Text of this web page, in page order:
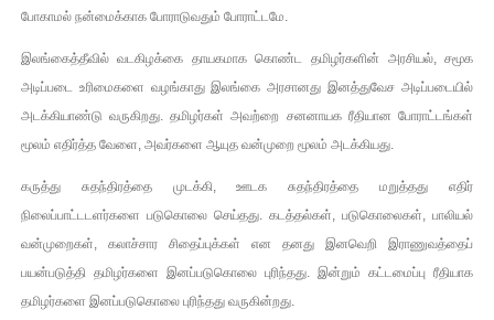
போகாமல் நன்மைக்காக போராடுவதும் போராட்டமே.
இலங்கைத்தீவில் வடகிழக்கை தாயகமாக கொண்ட தமிழர்களின் அரசியல், சமூக
அடிப்படை உரிமைகளை வழங்காது இலங்கை அரசானது இனத்துவேச அடிப்படையில்
அடக்கியாண்டு வருகிறது. தமிழர்கள் அவற்றை சனனாயக ரீதியான போராட்டங்கள்
மூலம் எதிர்த்த வேளை, அவர்களை ஆயுத வன்முறை மூலம் அடக்கியது.
கருத்து சுதந்திரத்தை முடக்கி, ஊடக சுதந்திரத்தை மறுத்தது எதிர்
நிலைப்பாட்டடளர்களை படுகொலை செய்தது. கடத்தல்கள், படுகொலைகள், பாலியல்
வன்முறைகள், கலாச்சார சிதைப்புக்கள் என தனது இனவெறி இராணுவத்தைப்
பயன்படுத்தி தமிழர்களை இனப்படுகொலை புரிந்தது. இன்றும் கட்டமைப்பு ரீதியாக
தமிழர்களை இனப்படுகொலை புரிந்தது வருகின்றது.